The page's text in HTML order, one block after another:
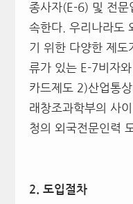
종사자(E-6) 및 전문
속한다. 우리나라도
기 위한 다양한 제도
류가 있는 E-7비자
카드제도 2)산업통
래창조과학부의 사
청의 외국전문인력
2. 도입절차